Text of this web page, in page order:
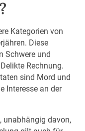
Kategorien von
Diese
Schwere und
Rechnung.
sind Mord und
Interesse an der
unabhängig davon,